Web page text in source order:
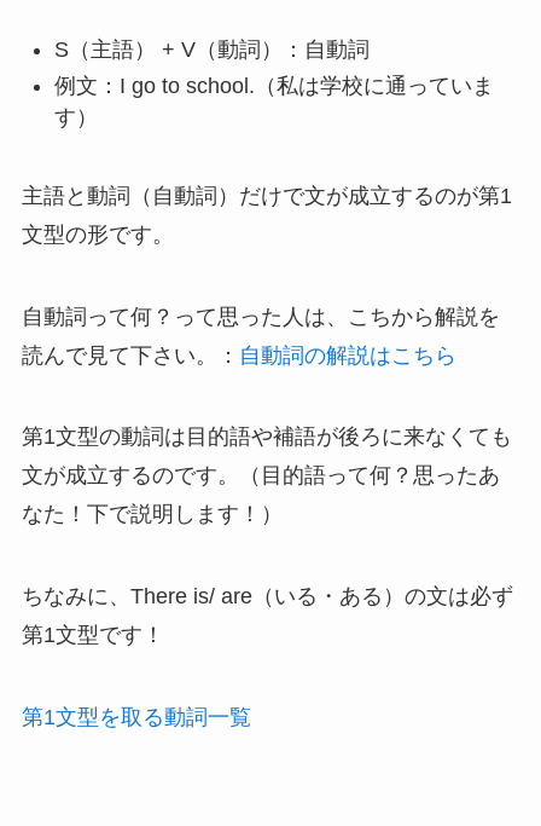
S（主語） + V（動詞）：自動詞
例文：I go to school.（私は学校に通っていま
す）
主語と動詞（自動詞）だけで文が成立するのが第1
文型の形です。
自動詞って何？って思った人は、こちから解説を
読んで見て下さい。： 自動詞の解説はこちら
第1文型の動詞は目的語や補語が後ろに来なくても
文が成立するのです。（目的語って何？思ったあ
なた！下で説明します！）
ちなみに、There is/ are（いる・ある）の文は必ず
第1文型です！
第1文型を取る動詞一覧